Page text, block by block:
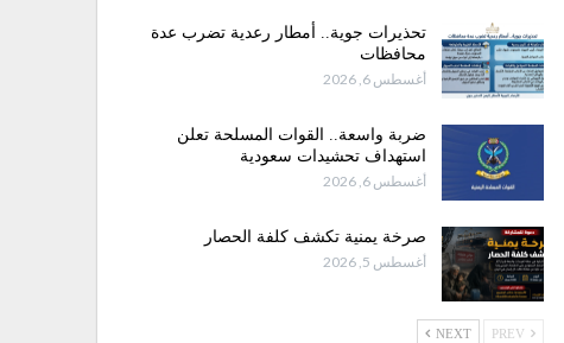
تحذيرات جوية.. أمطار رعدية تضرب عدة
محافظات
أغسطس 6, 2026
ضربة واسعة.. القوات المسلحة تعلن
استهداف تحشيدات سعودية
أغسطس 6, 2026
صرخة يمنية تكشف كلفة الحصار
أغسطس 5, 2026
NEXT